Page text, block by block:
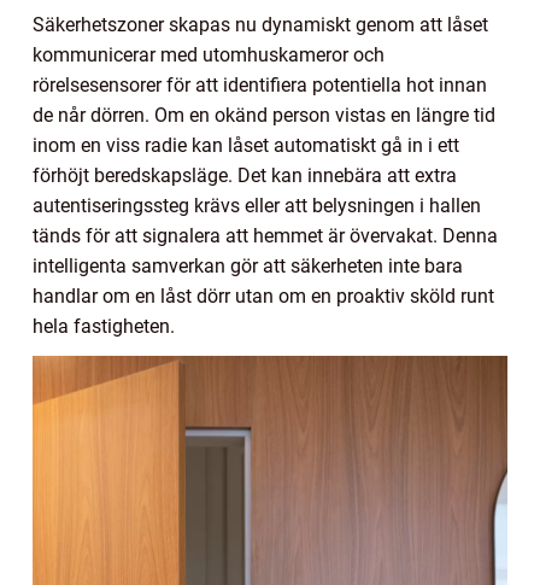
Säkerhetszoner skapas nu dynamiskt genom att låset
kommunicerar med utomhuskameror och
rörelsesensorer för att identifiera potentiella hot innan
de når dörren. Om en okänd person vistas en längre tid
inom en viss radie kan låset automatiskt gå in i ett
förhöjt beredskapsläge. Det kan innebära att extra
autentiseringssteg krävs eller att belysningen i hallen
tänds för att signalera att hemmet är övervakat. Denna
intelligenta samverkan gör att säkerheten inte bara
handlar om en låst dörr utan om en proaktiv sköld runt
hela fastigheten.